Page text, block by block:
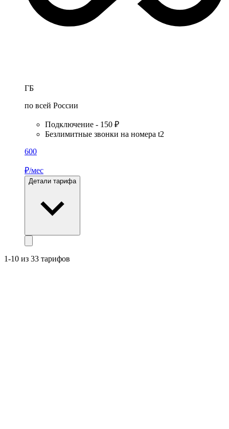
ГБ
по всей России
Подключение - 150 ₽
Безлимитные звонки на номера t2
600
₽/мес
Детали тарифа
1-10 из 33 тарифов